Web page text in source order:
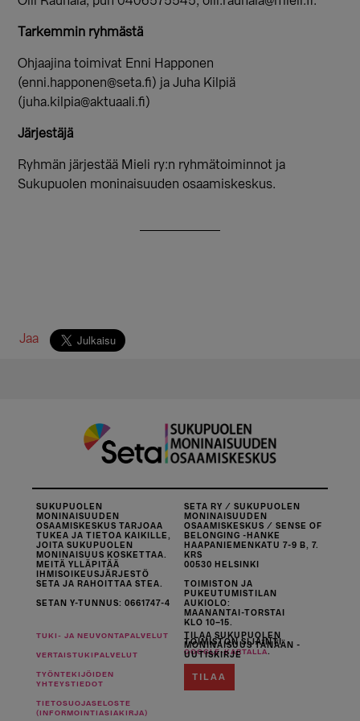
Tarkemmin ryhmästä
Ohjaajina toimivat Enni Happonen
(enni.happonen@seta.fi) ja Juha Kilpiä
(juha.kilpia@aktuaali.fi)
Järjestäjä
Ryhmän järjestää Mieli ry:n ryhmätoiminnot ja
Sukupuolen moninaisuuden osaamiskeskus.
Jaa
SUKUPUOLEN
MONINAISUUDEN
OSAAMISKESKUS TARJOAA
TUKEA JA TIETOA KAIKILLE,
JOITA SUKUPUOLEN
MONINAISUUS KOSKETTAA.
MEITÄ YLLÄPITÄÄ
IHMISOIKEUSJÄRJESTÖ
SETA JA RAHOITTAA STEA.
SETAN Y-TUNNUS: 0661747-4
SETA RY / SUKUPUOLEN
MONINAISUUDEN
OSAAMISKESKUS / SENSE OF
BELONGING -HANKE
HAAPANIEMENKATU 7-9 B, 7.
KRS
00530 HELSINKI
TOIMISTON JA
PUKEUTUMISTILAN
AUKIOLO:
MAANANTAI-TORSTAI
KLO 10–15.
TOIMISTON SIJAINTI
GOOGLE-KARTALLA
TUKI- JA NEUVONTAPALVELUT
VERTAISTUKIPALVELUT
TYÖNTEKIJÖIDEN
YHTEYSTIEDOT
TIETOSUOJASELOSTE
(INFORMOINTIASIAKIRJA)
TILAA SUKUPUOLEN
MONINAISUUS TÄNÄÄN -
UUTISKIRJE
TILAA